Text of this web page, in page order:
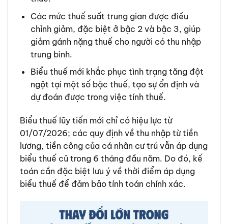
Các mức thuế suất trung gian được điều
chỉnh giảm, đặc biệt ở bậc 2 và bậc 3, giúp
giảm gánh nặng thuế cho người có thu nhập
trung bình.
Biểu thuế mới khắc phục tình trạng tăng đột
ngột tại một số bậc thuế, tạo sự ổn định và
dự đoán được trong việc tính thuế.
Biểu thuế lũy tiến mới chỉ có hiệu lực từ
01/07/2026; các quy định về thu nhập từ tiền
lương, tiền công của cá nhân cư trú vẫn áp dụng
biểu thuế cũ trong 6 tháng đầu năm. Do đó, kế
toán cần đặc biệt lưu ý về thời điểm áp dụng
biểu thuế để đảm bảo tính toán chính xác.